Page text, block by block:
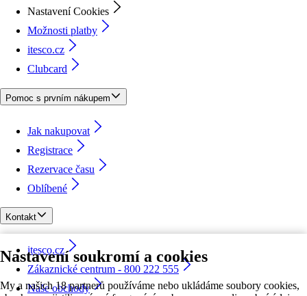
Nastavení soukromí a cookies
My a našich 18 partnerů používáme nebo ukládáme soubory cookies,
Nastavení Cookies
Možnosti platby
itesco.cz
Clubcard
Pomoc s prvním nákupem
Jak nakupovat
Registrace
Rezervace času
Oblíbené
Kontakt
itesco.cz
Zákaznické centrum - 800 222 555
Naše obchody